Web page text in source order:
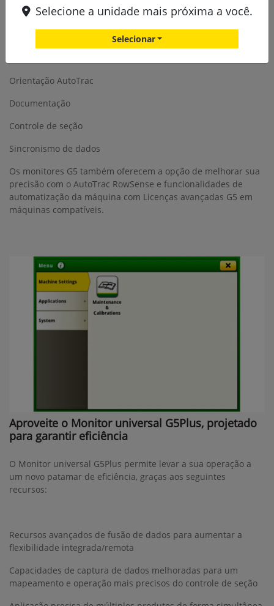
O Monitor universal G5Plus é enviado de fábrica com
recursos de agricultura de precisão inclusos na compra do
monitor e da máquina, para que você possa facilmente dar os
Orientação AutoTrac
Documentação
Controle de seção
Sincronismo de dados
Os monitores G5 também oferecem a opção de melhorar sua
precisão com o AutoTrac RowSense e funcionalidades de
automatização da máquina com Licenças avançadas G5 em
máquinas compatíveis.
Aproveite o Monitor universal G5Plus, projetado
para garantir eficiência
O Monitor universal G5Plus permite levar a sua operação a
um novo patamar de eficiência, graças aos seguintes
recursos:
Recursos avançados de fusão de dados para aumentar a
flexibilidade integrada/remota
Capacidades de captura de dados melhoradas para um
mapeamento e operação mais precisos do controle de seção
Selecione a unidade mais próxima a você.
Selecionar